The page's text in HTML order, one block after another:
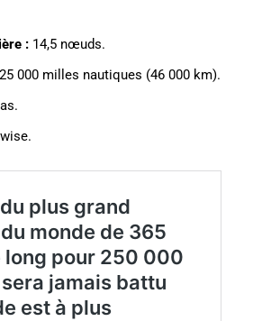
: 14,5 nœuds.
25 000 milles nautiques (46 000 km).